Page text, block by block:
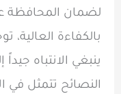
لضمان المحافظة
بالكفاءة
ينبغي الانتباه
النصائح تتمثل في